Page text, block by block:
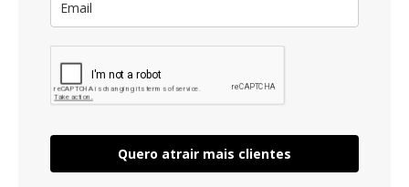
Quero atrair mais clientes